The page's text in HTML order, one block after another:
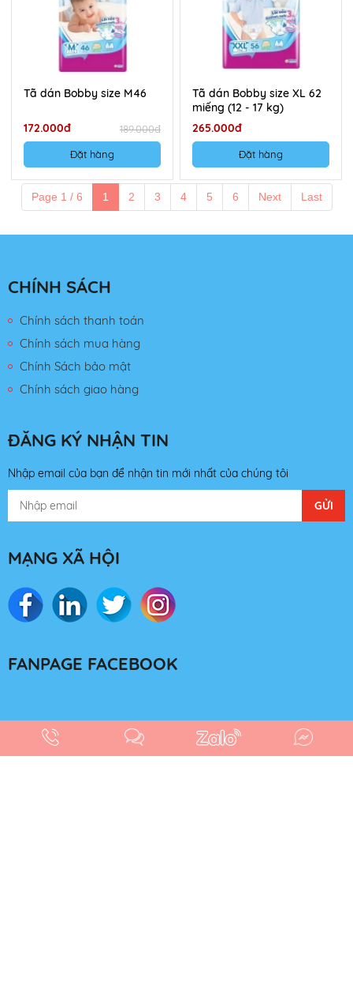
Tã dán Bobby size M46
172.000đ
189.000đ
Đặt hàng
Tã dán Bobby size XL 62
miếng (12 - 17 kg)
265.000đ
Đặt hàng
Page 1 / 6 1 2 3 4 5 6 Next Last
CHÍNH SÁCH
Chính sách thanh toán
Chính sách mua hàng
Chính Sách bảo mật
Chính sách giao hàng
ĐĂNG KÝ NHẬN TIN
Nhập email của bạn để nhận tin mới nhất của chúng tôi
MẠNG XÃ HỘI
FANPAGE FACEBOOK